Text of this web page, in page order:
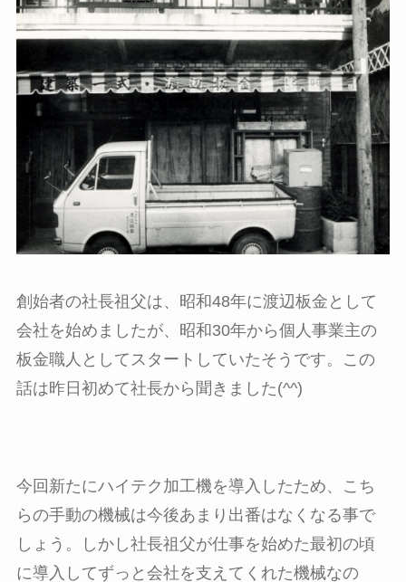
創始者の社長祖父は、昭和48年に渡辺板金として
会社を始めましたが、昭和30年から個人事業主の
板金職人としてスタートしていたそうです。この
話は昨日初めて社長から聞きました(^^)
今回新たにハイテク加工機を導入したため、こち
らの手動の機械は今後あまり出番はなくなる事で
しょう。しかし社長祖父が仕事を始めた最初の頃
に導入してずっと会社を支えてくれた機械なの